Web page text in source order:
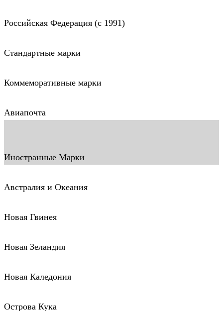
Российская Федерация (c 1991)
Стандартные марки
Коммеморативные марки
Авиапочта
Иностранные Марки
Австралия и Океания
Новая Гвинея
Новая Зеландия
Новая Каледония
Острова Кука